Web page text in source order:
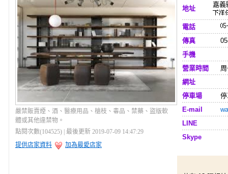
嚴禁販賣煙、酒、醫療用品、槍枝、毒品、禁藥、盜版軟
體或其他違禁物。
點閱次數(104525) | 最後更新 2019-07-09 14:47:29
提供店家資料
加為最愛店家
地址
嘉義
電話
傳真
手機
營業時間
網址
停車場
E-mail
LINE
Skype